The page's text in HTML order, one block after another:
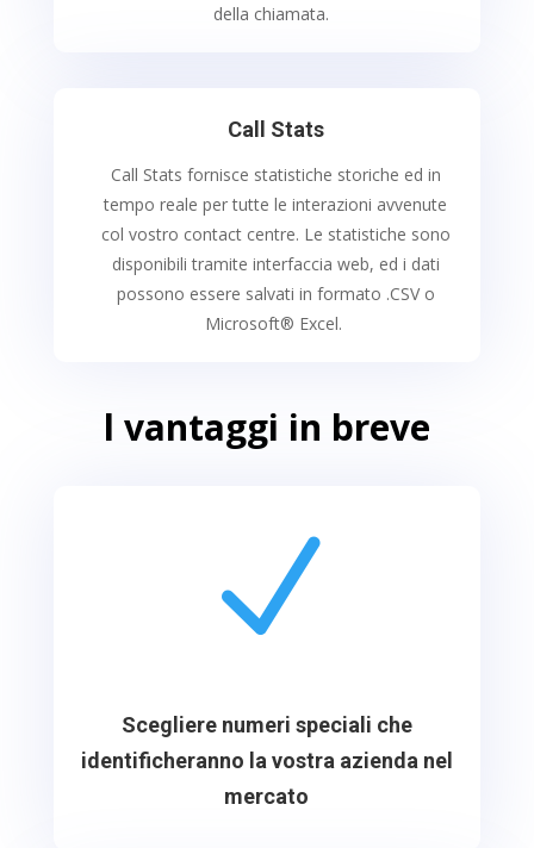
della chiamata.
Call Stats
Call Stats fornisce statistiche storiche ed in
tempo reale per tutte le interazioni avvenute
col vostro contact centre. Le statistiche sono
disponibili tramite interfaccia web, ed i dati
possono essere salvati in formato .CSV o
Microsoft® Excel.
l vantaggi in breve
N
Scegliere numeri speciali che
identificheranno la vostra azienda nel
mercato